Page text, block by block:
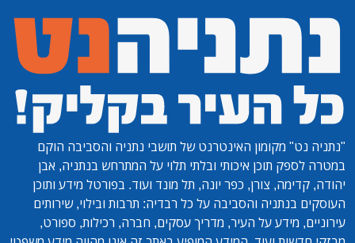
"נתניה נט" מקומון האינטרנט של תושבי נתניה והסביבה הוקם
במטרה לספק תוכן איכותי ובלתי תלוי על המתרחש בנתניה, אבן
יהודה, קדימה, צורן, כפר יונה, תל מונד ועוד. בפורטל מידע ותוכן
העוסקים בנתניה והסביבה על כל רבדיה: תרבות ובילוי, שירותים
עירוניים, מידע על העיר, מדריך עסקים, חברה, רכילות, ספורט,